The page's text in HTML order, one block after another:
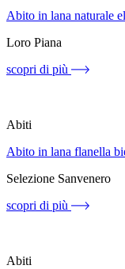
Abito in lana naturale
Loro Piana
scopri di più
Abiti
Abito in lana flanella
Selezione Sanvenero
scopri di più
Abiti